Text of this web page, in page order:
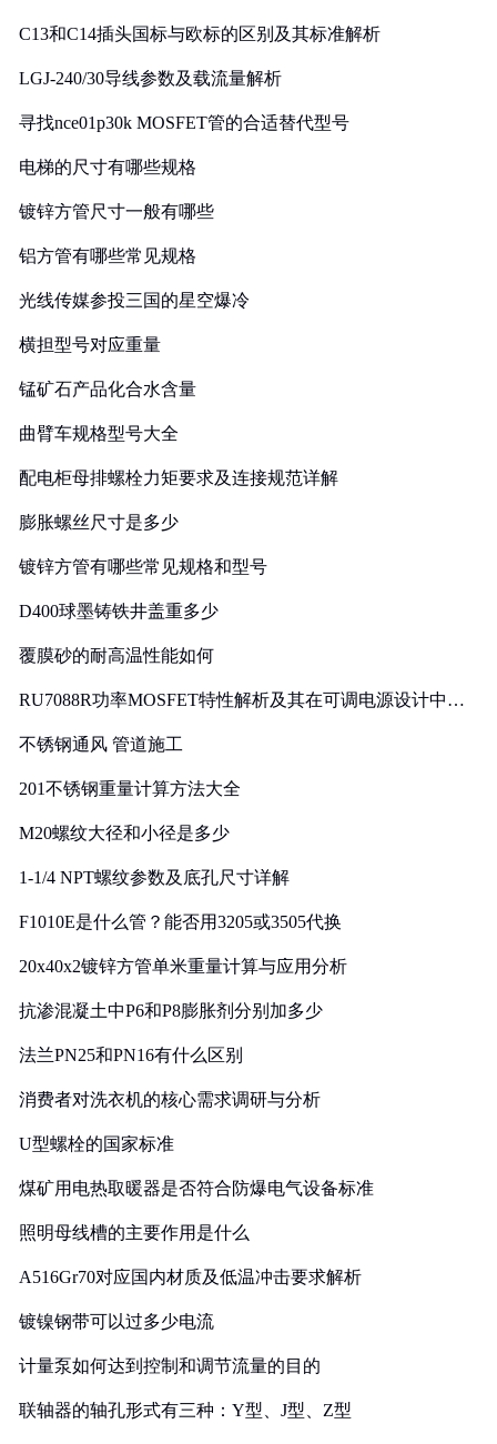
C13和C14插头国标与欧标的区别及其标准解析
LGJ-240/30导线参数及载流量解析
寻找nce01p30k MOSFET管的合适替代型号
电梯的尺寸有哪些规格
镀锌方管尺寸一般有哪些
铝方管有哪些常见规格
光线传媒参投三国的星空爆冷
横担型号对应重量
锰矿石产品化合水含量
曲臂车规格型号大全
配电柜母排螺栓力矩要求及连接规范详解
膨胀螺丝尺寸是多少
镀锌方管有哪些常见规格和型号
D400球墨铸铁井盖重多少
覆膜砂的耐高温性能如何
RU7088R功率MOSFET特性解析及其在可调电源设计中的
不锈钢通风 管道施工
201不锈钢重量计算方法大全
M20螺纹大径和小径是多少
1-1/4 NPT螺纹参数及底孔尺寸详解
F1010E是什么管？能否用3205或3505代换
20x40x2镀锌方管单米重量计算与应用分析
抗渗混凝土中P6和P8膨胀剂分别加多少
法兰PN25和PN16有什么区别
消费者对洗衣机的核心需求调研与分析
U型螺栓的国家标准
煤矿用电热取暖器是否符合防爆电气设备标准
照明母线槽的主要作用是什么
A516Gr70对应国内材质及低温冲击要求解析
镀镍钢带可以过多少电流
计量泵如何达到控制和调节流量的目的
联轴器的轴孔形式有三种：Y型、J型、Z型